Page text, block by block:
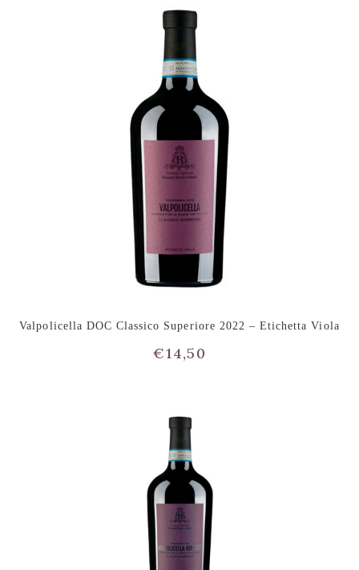
Valpolicella DOC Classico Superiore 2022 – Etichetta Viola
€14,50